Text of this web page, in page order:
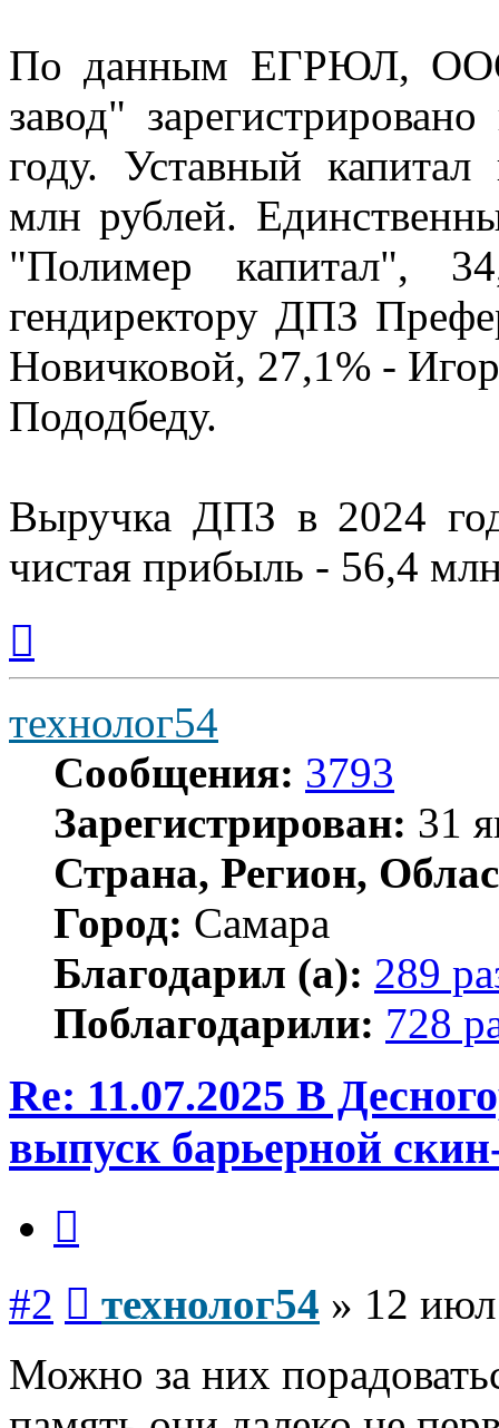
По данным ЕГРЮЛ, ООО
завод"
году. Уставный капитал
млн рублей.
"Полимер капитал",
гендиректору ДПЗ
Новичковой, 27,1% -
Пододбеду.
Выручка ДПЗ в 2024
чистая прибыль - 56,4
началу
технолог54
Сообщения: 3793
Зарегистрирован: 31
Страна, Регион,
Город: Самара
Благодарил (а): 289
Поблагодарили: 728
Re: 11.07.2025 В
выпуск барьерной
#2 технолог54 » 12
Можно за них